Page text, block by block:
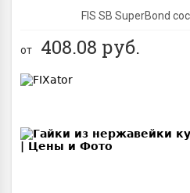
FIS SB SuperBond
от 408.08 руб.